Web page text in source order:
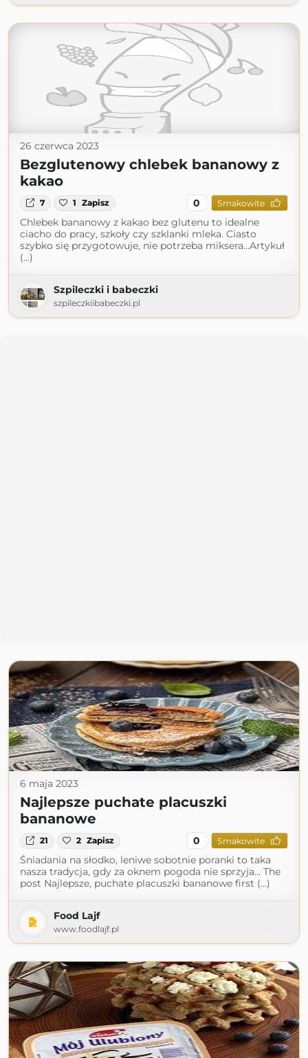
26 czerwca 2023
Bezglutenowy chlebek bananowy z
kakao
7 1 Zapisz 0 Smakowite
Chlebek bananowy z kakao bez glutenu to idealne
ciacho do pracy, szkoły czy szklanki mleka. Ciasto
szybko się przygotowuje, nie potrzeba miksera…Artykuł
(...)
Szpileczki i babeczki
szpileczkiibabeczki.pl
6 maja 2023
Najlepsze puchate placuszki
bananowe
21 2 Zapisz 0 Smakowite
Śniadania na słodko, leniwe sobotnie poranki to taka
nasza tradycja, gdy za oknem pogoda nie sprzyja... The
post Najlepsze, puchate placuszki bananowe first (...)
Food Lajf
www.foodlajf.pl